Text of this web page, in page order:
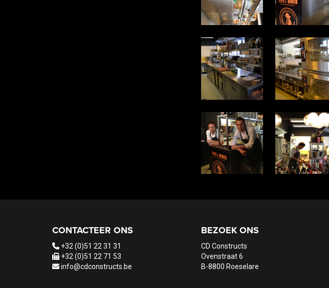
CONTACTEER ONS
+32 (0)51 22 31 31
+32 (0)51 22 71 53
info@cdconstructs.be
BEZOEK ONS
CD Constructs
Ovenstraat 6
B-8800 Roeselare